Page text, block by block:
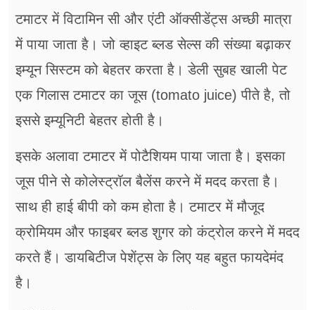
टमाटर में विटामिन सी और एंटी ऑक्सीडेंट्स अच्छी मात्रा
में पाया जाता है। जो व्हाइट ब्लड सेल्स की संख्या बढ़ाकर
इम्यून सिस्टम को बेहतर करता है। डेली सुबह खाली पेट
एक गिलास टमाटर का जूस (tomato juice) पीते है, तो
इससे इम्यूनिटी बेहतर होती है।
इसके अलावा टमाटर में पोटैशियम पाया जाता है। इसका
जूस पीने से कोलेस्ट्रॉल बैलेंस करने में मदद करता है।
साथ ही हाई बीपी को कम होता है। टमाटर में मौजूद
क्रोमियम और फाइबर ब्लड शुगर को कंट्रोल करने में मदद
करते हैं। डायबिटीज पेशेंट्स के लिए यह बहुत फायदेमंद
है।